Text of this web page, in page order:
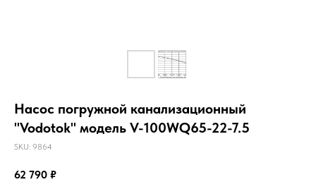
Насос погружной канализационный
"Vodotok" модель V-100WQ65-22-7.5
SKU: 9864
62 790 ₽